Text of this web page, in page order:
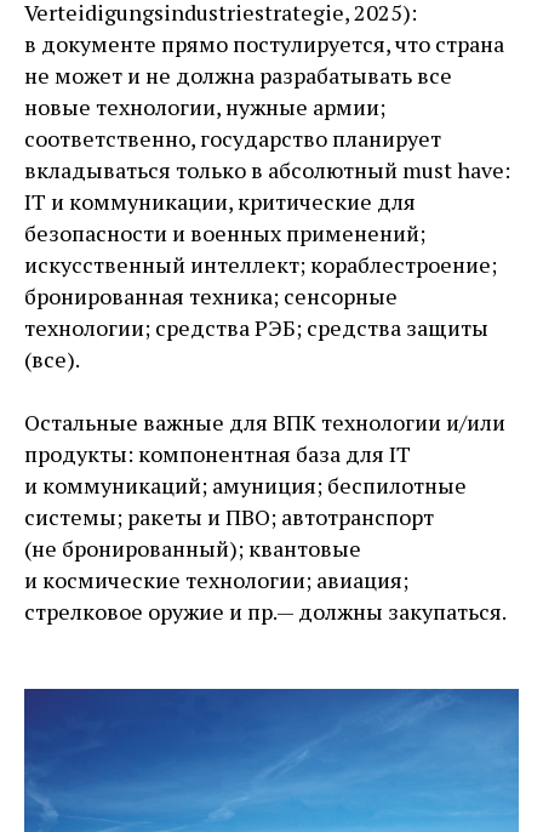
Verteidigungsindustriestrategie, 2025):
в документе прямо постулируется, что страна
не может и не должна разрабатывать все
новые технологии, нужные армии;
соответственно, государство планирует
вкладываться только в абсолютный must have:
IT и коммуникации, критические для
безопасности и военных применений;
искусственный интеллект; кораблестроение;
бронированная техника; сенсорные
технологии; средства РЭБ; средства защиты
(все).
Остальные важные для ВПК технологии и/или
продукты: компонентная база для IT
и коммуникаций; амуниция; беспилотные
системы; ракеты и ПВО; автотранспорт
(не бронированный); квантовые
и космические технологии; авиация;
стрелковое оружие и пр. — ​должны закупаться.